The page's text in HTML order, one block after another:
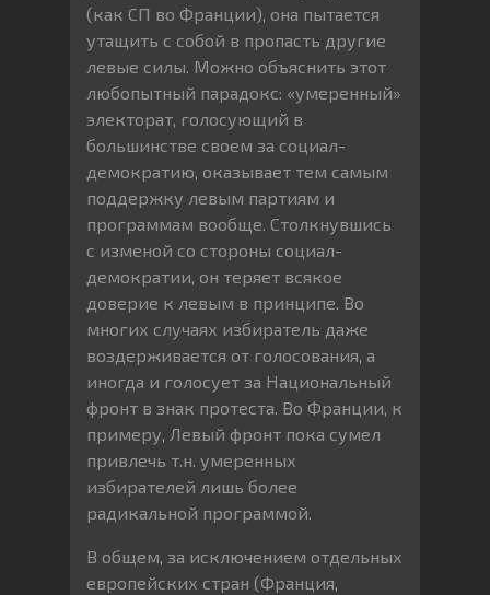
(как СП во Франции), она пытается
утащить с собой в пропасть другие
левые силы. Можно объяснить этот
любопытный парадокс: «умеренный»
электорат, голосующий в
большинстве своем за социал-
демократию, оказывает тем самым
поддержку левым партиям и
программам вообще. Столкнувшись
с изменой со стороны социал-
демократии, он теряет всякое
доверие к левым в принципе. Во
многих случаях избиратель даже
воздерживается от голосования, а
иногда и голосует за Национальный
фронт в знак протеста. Во Франции, к
примеру, Левый фронт пока сумел
привлечь т.н. умеренных
избирателей лишь более
радикальной программой.
В общем, за исключением отдельных
европейских стран (Франция,